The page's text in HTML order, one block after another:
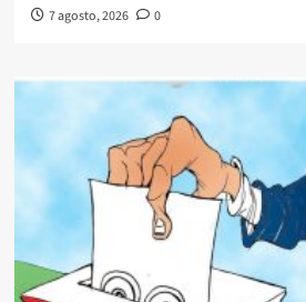
7 agosto, 2026 0